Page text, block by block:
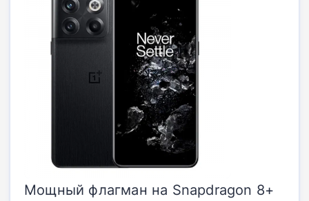
Мощный флагман на Snapdragon 8+